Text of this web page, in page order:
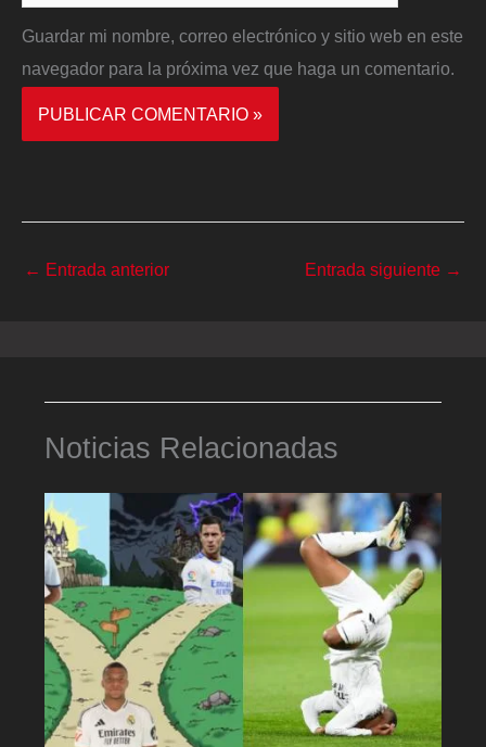
Guardar mi nombre, correo electrónico y sitio web en este
navegador para la próxima vez que haga un comentario.
← Entrada anterior Entrada siguiente →
Noticias Relacionadas